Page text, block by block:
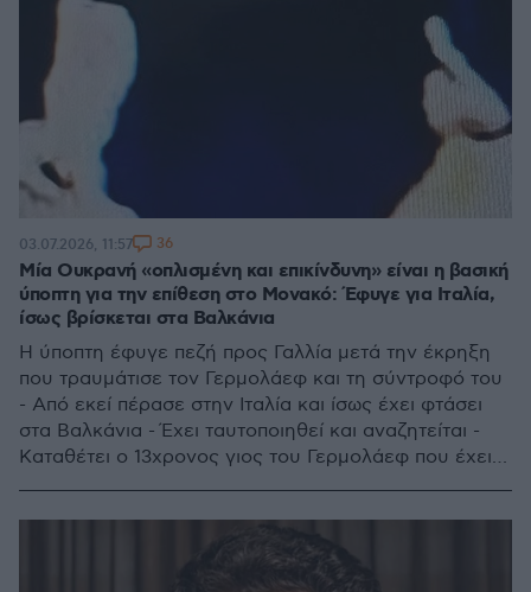
Μία Ουκρανή «οπλισμένη και επικίνδυνη» είναι η βασική
ύποπτη για την επίθεση στο Μονακό: Έφυγε για Ιταλία,
ίσως βρίσκεται στα Βαλκάνια
Η ύποπτη έφυγε πεζή προς Γαλλία μετά την έκρηξη
που τραυμάτισε τον Γερμολάεφ και τη σύντροφό του
- Από εκεί πέρασε στην Ιταλία και ίσως έχει φτάσει
στα Βαλκάνια - Έχει ταυτοποιηθεί και αναζητείται -
Καταθέτει ο 13χρονος γιος του Γερμολάεφ που έχει
03.07.2026, 11:57 36